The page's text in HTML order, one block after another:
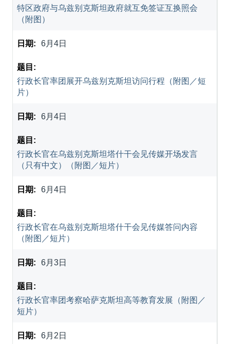
特区政府与乌兹别克斯坦政府就互免签证互换照会
（附图）
6月4日
行政长官率团展开乌兹别克斯坦访问行程（附图／短
片）
6月4日
行政长官在乌兹别克斯坦塔什干会见传媒开场发言
（只有中文）（附图／短片）
6月4日
行政长官在乌兹别克斯坦塔什干会见传媒答问内容
（附图／短片）
6月3日
行政长官率团考察哈萨克斯坦高等教育发展（附图／
短片）
6月2日